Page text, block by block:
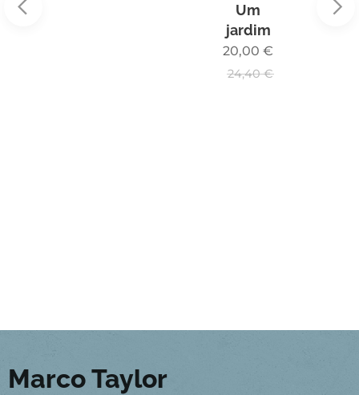
Um
jardim
20,00 €
24,40€
Marco Taylor